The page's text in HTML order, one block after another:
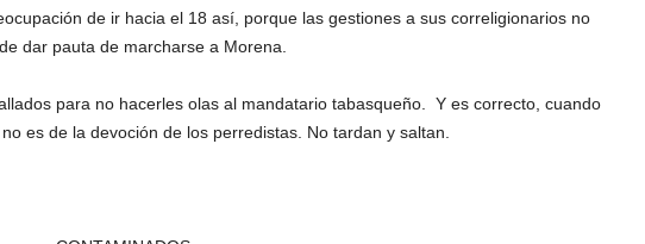
de ir hacia el 18 así, porque las gestiones a sus correligionarios no
dar pauta de marcharse a Morena.
para no hacerles olas al mandatario tabasqueño. Y es correcto, cuando
es de la devoción de los perredistas. No tardan y saltan.